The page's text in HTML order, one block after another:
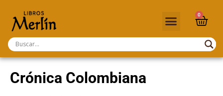
0
Crónica Colombiana